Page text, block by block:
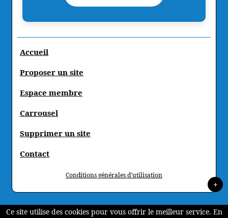
Accueil
Proposer un site
Espace membre
Carrousel
Supprimer un site
Contact
Conditions générales d'utilisation
+
Ce site utilise des cookies pour vous offrir le meilleur service. En